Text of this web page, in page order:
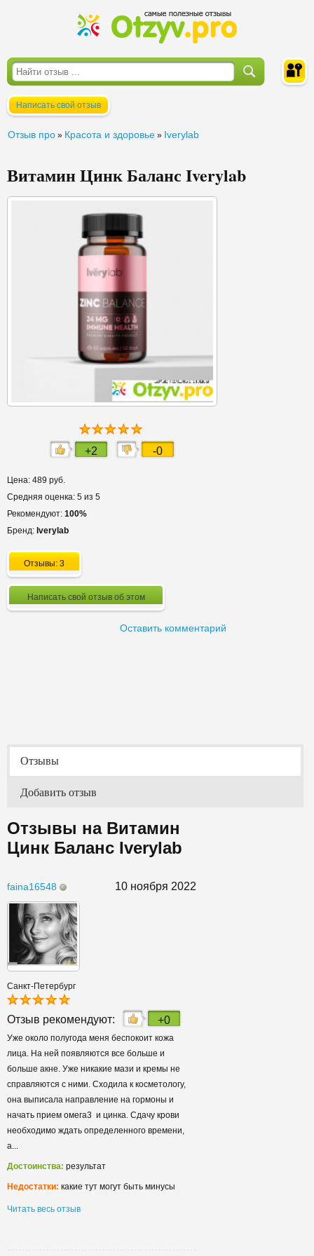
Написать свой отзыв
Отзыв про » Красота и здоровье » Iverylab
Витамин Цинк Баланс Iverylab
+2 -0
Цена: 489 руб.
Средняя оценка: 5 из 5
Рекомендуют: 100%
Бренд: Iverylab
Отзывы: 3
Написать свой отзыв об этом
Оставить комментарий
Отзывы
Добавить отзыв
Отзывы на Витамин
Цинк Баланс Iverylab
faina16548 10 ноября 2022
Санкт-Петербург
Отзыв рекомендуют: +0
Уже около полугода меня беспокоит кожа
лица. На ней появляются все больше и
больше акне. Уже никакие мази и кремы не
справляются с ними. Сходила к косметологу,
она выписала направление на гормоны и
начать прием омега3 и цинка. Сдачу крови
необходимо ждать определенного времени,
а...
Достоинства: результат
Недостатки: какие тут могут быть минусы
Читать весь отзыв